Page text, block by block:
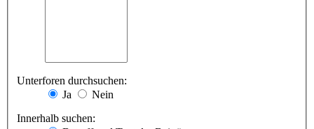
Unterforen durchsuchen:
Ja
Nein
Innerhalb suchen: